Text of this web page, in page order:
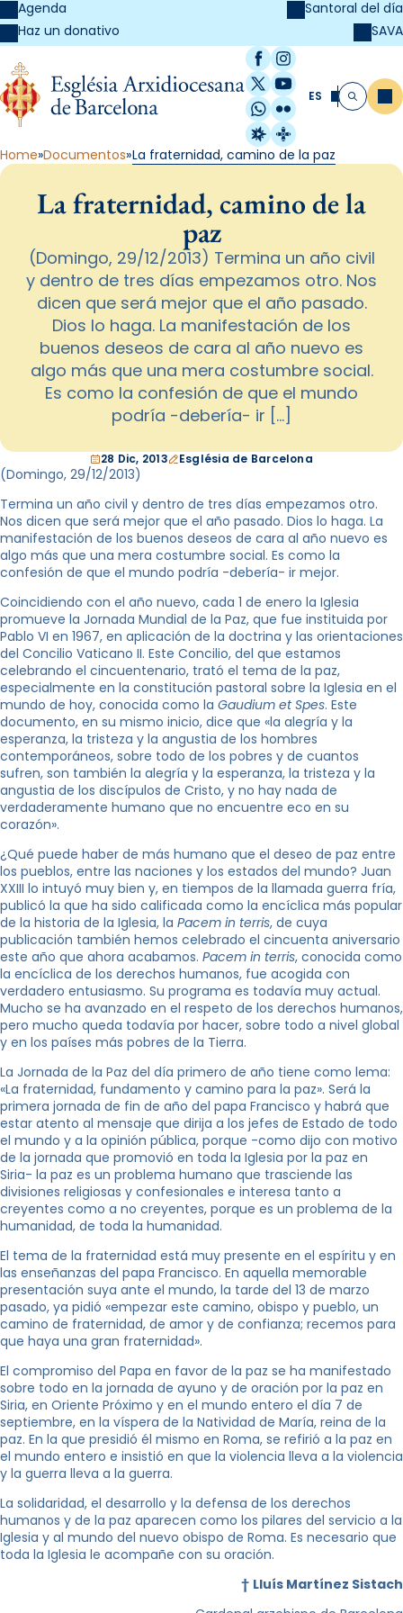
Agenda
Haz un donativo
Santoral del día
SAVA
Facebook
Instagram
X / Twitter
YouTube
WhatsApp
Flickr
Radio Estel
Catalunya
ES Buscar
Home Documentos La fraternidad, camino de la paz
La fraternidad, camino de la
paz
(Domingo, 29/12/2013) Termina un año civil
y dentro de tres días empezamos otro. Nos
dicen que será mejor que el año pasado.
Dios lo haga. La manifestación de los
buenos deseos de cara al año nuevo es
algo más que una mera costumbre social.
Es como la confesión de que el mundo
podría -debería- ir […]
28 Dic, 2013 Església de Barcelona
(Domingo, 29/12/2013)
Termina un año civil y dentro de tres días empezamos otro.
Nos dicen que será mejor que el año pasado. Dios lo haga. La
manifestación de los buenos deseos de cara al año nuevo es
algo más que una mera costumbre social. Es como la
confesión de que el mundo podría -debería- ir mejor.
Coincidiendo con el año nuevo, cada 1 de enero la Iglesia
promueve la Jornada Mundial de la Paz, que fue instituida por
Pablo VI en 1967, en aplicación de la doctrina y las orientaciones
del Concilio Vaticano II. Este Concilio, del que estamos
celebrando el cincuentenario, trató el tema de la paz,
especialmente en la constitución pastoral sobre la Iglesia en el
mundo de hoy, conocida como la Gaudium et Spes. Este
documento, en su mismo inicio, dice que «la alegría y la
esperanza, la tristeza y la angustia de los hombres
contemporáneos, sobre todo de los pobres y de cuantos
sufren, son también la alegría y la esperanza, la tristeza y la
angustia de los discípulos de Cristo, y no hay nada de
verdaderamente humano que no encuentre eco en su
corazón».
¿Qué puede haber de más humano que el deseo de paz entre
los pueblos, entre las naciones y los estados del mundo? Juan
XXIII lo intuyó muy bien y, en tiempos de la llamada guerra fría,
publicó la que ha sido calificada como la encíclica más popular
de la historia de la Iglesia, la Pacem in terris, de cuya
publicación también hemos celebrado el cincuenta aniversario
este año que ahora acabamos. Pacem in terris, conocida como
la encíclica de los derechos humanos, fue acogida con
verdadero entusiasmo. Su programa es todavía muy actual.
Mucho se ha avanzado en el respeto de los derechos humanos,
pero mucho queda todavía por hacer, sobre todo a nivel global
y en los países más pobres de la Tierra.
La Jornada de la Paz del día primero de año tiene como lema:
«La fraternidad, fundamento y camino para la paz». Será la
primera jornada de fin de año del papa Francisco y habrá que
estar atento al mensaje que dirija a los jefes de Estado de todo
el mundo y a la opinión pública, porque -como dijo con motivo
de la jornada que promovió en toda la Iglesia por la paz en
Siria- la paz es un problema humano que trasciende las
divisiones religiosas y confesionales e interesa tanto a
creyentes como a no creyentes, porque es un problema de la
humanidad, de toda la humanidad.
El tema de la fraternidad está muy presente en el espíritu y en
las enseñanzas del papa Francisco. En aquella memorable
presentación suya ante el mundo, la tarde del 13 de marzo
pasado, ya pidió «empezar este camino, obispo y pueblo, un
camino de fraternidad, de amor y de confianza; recemos para
que haya una gran fraternidad».
El compromiso del Papa en favor de la paz se ha manifestado
sobre todo en la jornada de ayuno y de oración por la paz en
Siria, en Oriente Próximo y en el mundo entero el día 7 de
septiembre, en la víspera de la Natividad de María, reina de la
paz. En la que presidió él mismo en Roma, se refirió a la paz en
el mundo entero e insistió en que la violencia lleva a la violencia
y la guerra lleva a la guerra.
La solidaridad, el desarrollo y la defensa de los derechos
humanos y de la paz aparecen como los pilares del servicio a la
Iglesia y al mundo del nuevo obispo de Roma. Es necesario que
toda la Iglesia le acompañe con su oración.
† Lluís Martínez Sistach